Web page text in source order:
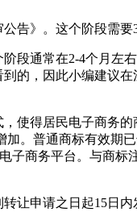
告》。这个阶段需要
段通常在2-4个月左
的，因此小编建议
使得居民电子商务
。普通商标有效期
子商务平台。与商
让申请之日起15日